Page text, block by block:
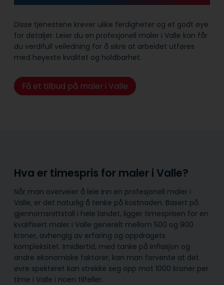
Disse tjenestene krever ulike ferdigheter og et godt øye
for detaljer. Leier du en profesjonell maler i Valle kan får
du verdifull veiledning for å sikre at arbeidet utføres
med høyeste kvalitet og holdbarhet.
Få et tilbud på maler i Valle
Hva er timespris for maler i Valle?
Når man overveier å leie inn en profesjonell maler i
Valle, er det naturlig å tenke på kostnaden. Basert på
gjennomsnittstall i hele landet, ligger timesprisen for en
kvalifisert maler i Valle generelt mellom 500 og 900
kroner, avhengig av erfaring og oppdragets
kompleksitet. Imidlertid, med tanke på inflasjon og
andre økonomiske faktorer, kan man forvente at det
øvre spekteret kan strekke seg opp mot 1000 kroner per
time i Valle i noen tilfeller.